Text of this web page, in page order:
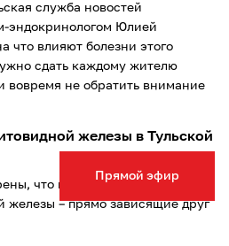
Прямой эфир
служба новостей
эндокринологом Юлией
что влияют болезни этого
сдать каждому жителю
вовремя не обратить внимание
железы в Тульской
что йододефицит и
железы – прямо зависящие друг